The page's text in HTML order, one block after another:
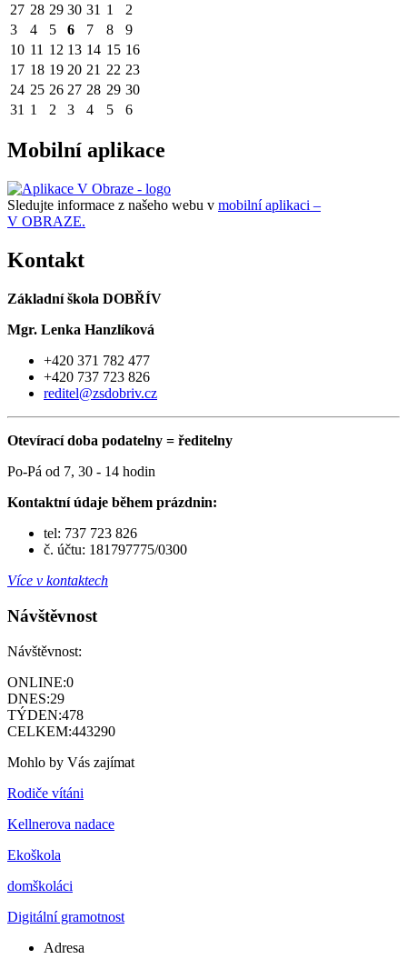
27 28 29 30 31 1
2
3
4 5 6 7 8
9
10 11 12 13 14 15 16
17 18 19 20 21 22 23
24 25 26 27 28 29 30
31 1 2 3 4 5 6
Mobilní aplikace
Sledujte informace z našeho webu v mobilní aplikaci –
V OBRAZE.
Kontakt
Základní škola DOBŘÍV
Mgr. Lenka Hanzlíková
+420 371 782 477
+420 737 723 826
reditel@zsdobriv.cz
Otevírací doba podatelny = ředitelny
Po-Pá od 7, 30 - 14 hodin
Kontaktní údaje během prázdnin:
tel: 737 723 826
č. účtu: 181797775/0300
Více v kontaktech
Návštěvnost
Návštěvnost:
ONLINE:0
DNES:29
TÝDEN:478
CELKEM:443290
Mohlo by Vás zajímat
Rodiče vítáni
Kellnerova nadace
Ekoškola
domškoláci
Digitální gramotnost
Adresa